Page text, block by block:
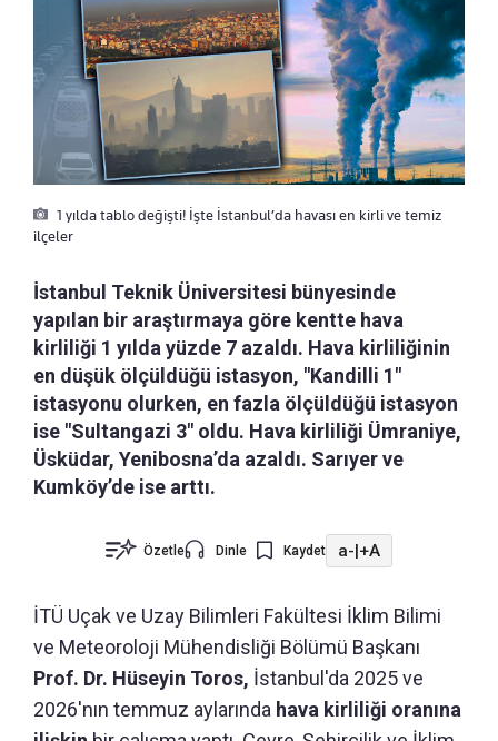
1 yılda tablo değişti! İşte İstanbul’da havası en kirli ve temiz
ilçeler
İstanbul Teknik Üniversitesi bünyesinde
yapılan bir araştırmaya göre kentte hava
kirliliği 1 yılda yüzde 7 azaldı. Hava kirliliğinin
en düşük ölçüldüğü istasyon, "Kandilli 1"
istasyonu olurken, en fazla ölçüldüğü istasyon
ise "Sultangazi 3" oldu. Hava kirliliği Ümraniye,
Üsküdar, Yenibosna’da azaldı. Sarıyer ve
Kumköy’de ise arttı.
Özetle Dinle Kaydet a-|+A
İTÜ Uçak ve Uzay Bilimleri Fakültesi İklim Bilimi
ve Meteoroloji Mühendisliği Bölümü Başkanı
Prof. Dr. Hüseyin Toros, İstanbul'da 2025 ve
2026'nın temmuz aylarında hava kirliliği oranına